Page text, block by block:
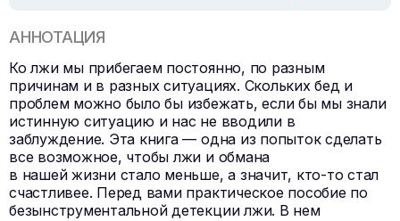
АННОТАЦИЯ
Ко лжи мы прибегаем постоянно, по разным
причинам и в разных ситуациях. Скольких бед и
проблем можно было бы избежать, если бы мы знали
истинную ситуацию и нас не вводили в
заблуждение. Эта книга — одна из попыток сделать
все возможное, чтобы лжи и обмана
в нашей жизни стало меньше, а значит, кто-то стал
счастливее. Перед вами практическое пособие по
безынструментальной детекции лжи. В нем